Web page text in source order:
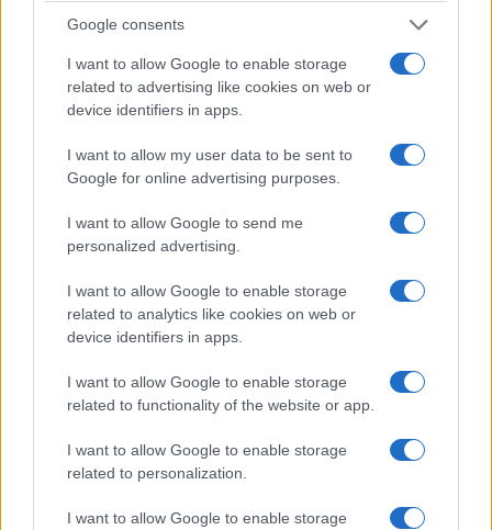
Google consents
I want to allow Google to enable storage
related to advertising like cookies on web or
device identifiers in apps.
I want to allow my user data to be sent to
Google for online advertising purposes.
I want to allow Google to send me
personalized advertising.
I want to allow Google to enable storage
related to analytics like cookies on web or
device identifiers in apps.
I want to allow Google to enable storage
related to functionality of the website or app.
I want to allow Google to enable storage
related to personalization.
I want to allow Google to enable storage
από την παρακολούθηση των σταθμών μέσω διαδικτύου και με
τη διασύνδεσή τους …Διαβάστε Περισσότερα...
ΑΝΗΚΕΙ ΣΤΗΝ ΚΑΤΗΓΟΡΙΑ: HOME-LEFT ΡΑΔΙΟΦΩΝΟ
FM 104 , RED , ROCK FM , ΕΣΡ , ΛΑΜΨΗ ΜΕΛΩΔΙΑ ,
Παραμένει στην κορυφή ο ΣΚΑΪ με
230.000 ακροατές
14/07/2022